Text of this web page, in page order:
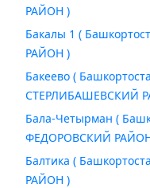
РАЙОН )
Бакалы 1 (
РАЙОН )
Бакеево (
СТЕРЛИБАШЕВСКИЙ
Бала-Четырман (
ФЕДОРОВСКИЙ
Балтика (
РАЙОН )